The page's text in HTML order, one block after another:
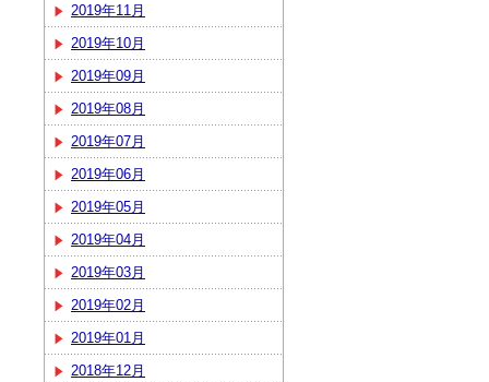
2019年11月
2019年10月
2019年09月
2019年08月
2019年07月
2019年06月
2019年05月
2019年04月
2019年03月
2019年02月
2019年01月
2018年12月